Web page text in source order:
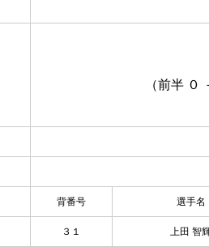
（前半
背番号 選手名
３１ 上田 智